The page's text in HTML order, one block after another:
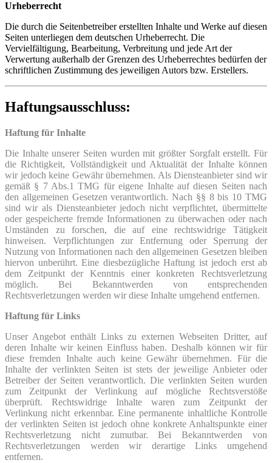
Urheberrecht
Die durch die Seitenbetreiber erstellten Inhalte und Werke auf diesen
Seiten unterliegen dem deutschen Urheberrecht. Die
Vervielfältigung, Bearbeitung, Verbreitung und jede Art der
Verwertung außerhalb der Grenzen des Urheberrechtes bedürfen der
schriftlichen Zustimmung des jeweiligen Autors bzw. Erstellers.
Haftungsausschluss:
Haftung für Inhalte
Die Inhalte unserer Seiten wurden mit größter Sorgfalt erstellt. Für
die Richtigkeit, Vollständigkeit und Aktualität der Inhalte können
wir jedoch keine Gewähr übernehmen. Als Diensteanbieter sind wir
gemäß § 7 Abs.1 TMG für eigene Inhalte auf diesen Seiten nach
den allgemeinen Gesetzen verantwortlich. Nach §§ 8 bis 10 TMG
sind wir als Diensteanbieter jedoch nicht verpflichtet, übermittelte
oder gespeicherte fremde Informationen zu überwachen oder nach
Umständen zu forschen, die auf eine rechtswidrige Tätigkeit
hinweisen. Verpflichtungen zur Entfernung oder Sperrung der
Nutzung von Informationen nach den allgemeinen Gesetzen bleiben
hiervon unberührt. Eine diesbezügliche Haftung ist jedoch erst ab
dem Zeitpunkt der Kenntnis einer konkreten Rechtsverletzung
möglich. Bei Bekanntwerden von entsprechenden
Rechtsverletzungen werden wir diese Inhalte umgehend entfernen.
Haftung für Links
Unser Angebot enthält Links zu externen Webseiten Dritter, auf
deren Inhalte wir keinen Einfluss haben. Deshalb können wir für
diese fremden Inhalte auch keine Gewähr übernehmen. Für die
Inhalte der verlinkten Seiten ist stets der jeweilige Anbieter oder
Betreiber der Seiten verantwortlich. Die verlinkten Seiten wurden
zum Zeitpunkt der Verlinkung auf mögliche Rechtsverstöße
überprüft. Rechtswidrige Inhalte waren zum Zeitpunkt der
Verlinkung nicht erkennbar. Eine permanente inhaltliche Kontrolle
der verlinkten Seiten ist jedoch ohne konkrete Anhaltspunkte einer
Rechtsverletzung nicht zumutbar. Bei Bekanntwerden von
Rechtsverletzungen werden wir derartige Links umgehend
entfernen.